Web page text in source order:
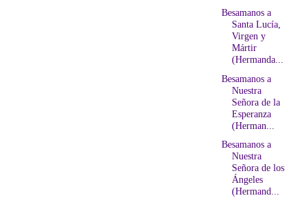
Besamanos a
Santa Lucía,
Virgen y
Mártir
(Hermanda...
Besamanos a
Nuestra
Señora de la
Esperanza
(Herman...
Besamanos a
Nuestra
Señora de los
Ángeles
(Hermand...